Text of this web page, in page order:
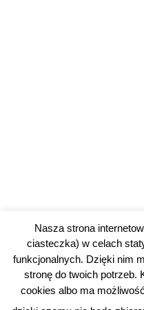
Nasza strona
ciasteczka) w celach
funkcjonalnych. Dzięki nim
stronę do twoich potrzeb.
cookies albo ma